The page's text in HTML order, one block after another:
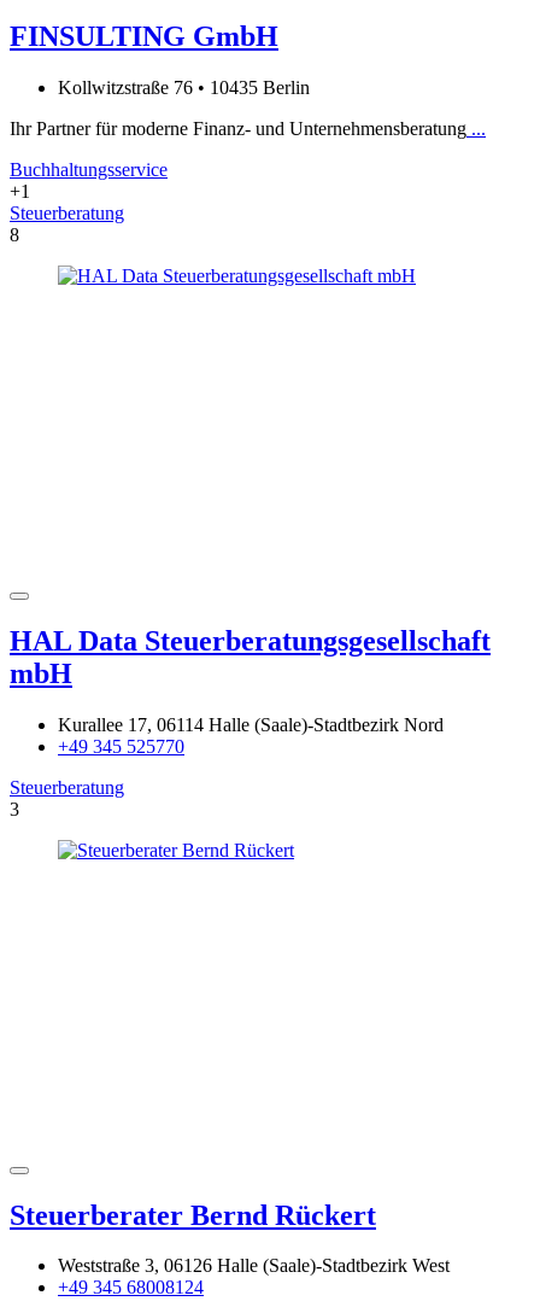
FINSULTING GmbH
Kollwitzstraße 76 • 10435 Berlin
Ihr Partner für moderne Finanz- und Unternehmensberatung ...
Buchhaltungsservice
+1
Steuerberatung
8
HAL Data Steuerberatungsgesellschaft
mbH
Kurallee 17, 06114 Halle (Saale)-Stadtbezirk Nord
+49 345 525770
Steuerberatung
3
Steuerberater Bernd Rückert
Weststraße 3, 06126 Halle (Saale)-Stadtbezirk West
+49 345 68008124